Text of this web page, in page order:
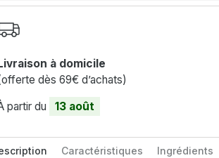
à domicile
dès 69€ d’achats)
partir du 13 août
Caractéristiques Ingrédients